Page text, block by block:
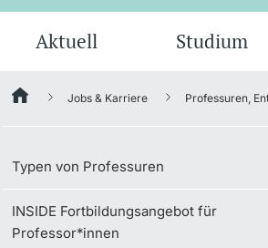
Fördernde & Alumni
weitere Informationen
Aktuell Studium
Typen von Professuren
INSIDE Fortbildungsangebot für
Professor*innen
Jobs & Karriere Professuren,